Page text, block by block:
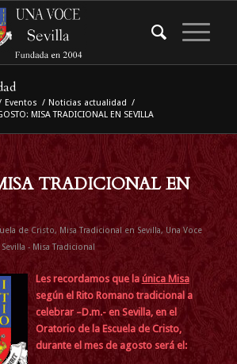
Eventos / Noticias actualidad /
MISA TRADICIONAL EN SEVILLA
TRADICIONAL EN
de Cristo, Misa Tradicional en Sevilla, Una Voce
- Misa Tradicional
Les recordamos que laúnica Misa
según el Rito Romano tradicional a
celebrar –D.m.- en Sevilla, en el
Oratorio de la Escuela de Cristo,
durante el mes de agosto será el: